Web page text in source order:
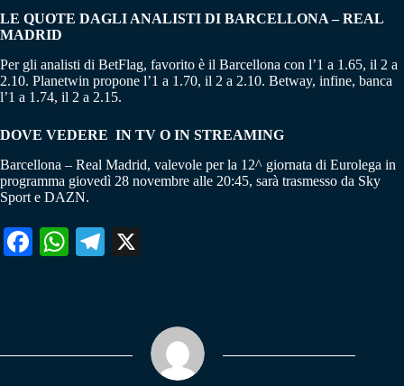
LE QUOTE DAGLI ANALISTI DI BARCELLONA – REAL
MADRID
Per gli analisti di BetFlag, favorito è il Barcellona con l’1 a 1.65, il 2 a
2.10. Planetwin propone l’1 a 1.70, il 2 a 2.10. Betway, infine, banca
l’1 a 1.74, il 2 a 2.15.
DOVE VEDERE IN TV O IN STREAMING
Barcellona – Real Madrid, valevole per la 12^ giornata di Eurolega in
programma giovedì 28 novembre alle 20:45, sarà trasmesso da Sky
Sport e DAZN.
Fa W
pp
Te
m